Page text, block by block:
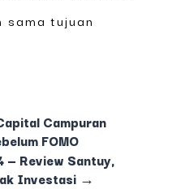
sama tujuan
Campuran
FOMO
— Review Santuy,
Investasi→